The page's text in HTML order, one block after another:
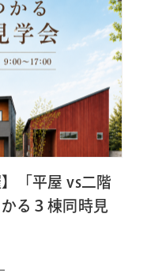
「平屋 vs二階
る３棟同時見